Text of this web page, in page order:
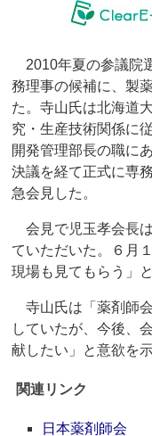
2010年夏の参議院
務理事の候補に、製
た。寺山氏は北海道
究・生産技術関係に
開発管理部長の職に
決議を経て正式に専
急会見した。
会見で児玉孝会長
ていただいた。６月
現場も見てもらう」と
寺山氏は「薬剤師
していたが、今後、
献したい」と意欲を示
関連リンク
日本薬剤師会